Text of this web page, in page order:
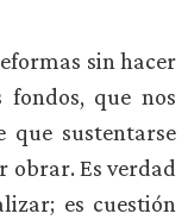
sin hacer
que nos
que sustentarse
obrar. Es verdad
es cuestión